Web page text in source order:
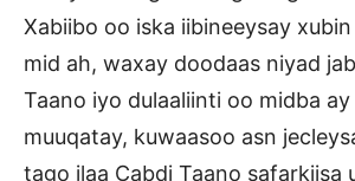
Xabiibo oo iska iibineeysay
mid ah, waxay doodaas niyad
Taano iyo dulaaliinti oo midba ay
muuqatay, kuwaasoo asn
tago ilaa Cabdi Taano safarkiisa